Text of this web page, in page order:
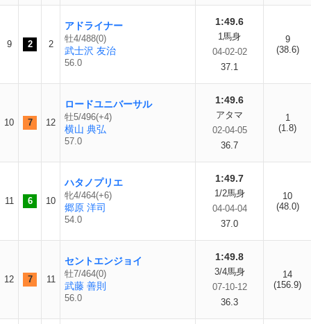
9 2 2
アドライナー
牡4/488(0)
武士沢 友治
56.0
1:49.6
1馬身
04-02-02
37.1
9
(38.6)
10 7 12
ロードユニバーサル
牡5/496(+4)
横山 典弘
57.0
1:49.6
アタマ
02-04-05
36.7
1
(1.8)
11 6 10
ハタノプリエ
牝4/464(+6)
郷原 洋司
54.0
1:49.7
1/2馬身
04-04-04
37.0
10
(48.0)
12 7 11
セントエンジョイ
牡7/464(0)
武藤 善則
56.0
1:49.8
3/4馬身
07-10-12
36.3
14
(156.9)